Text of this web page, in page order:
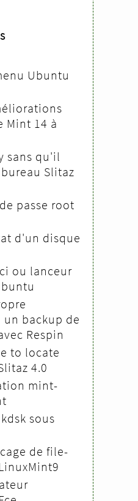
Ubuntu
Mint 14 à
sans qu'il
Slitaz
passe root
d'un disque
ou lanceur
backup de
Respin
to locate
4.0
mint-
sous
de file-